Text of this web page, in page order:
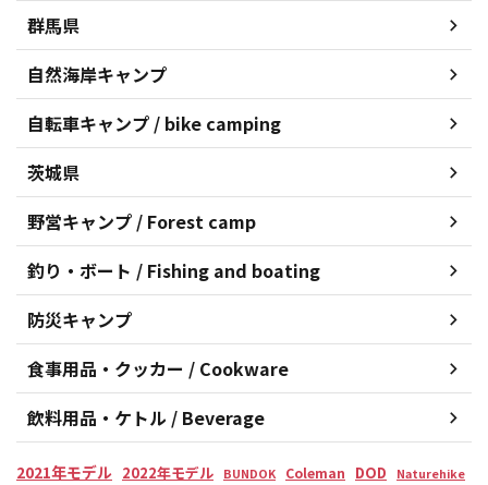
群馬県
自然海岸キャンプ
自転車キャンプ / bike camping
茨城県
野営キャンプ / Forest camp
釣り・ボート / Fishing and boating
防災キャンプ
食事用品・クッカー / Cookware
飲料用品・ケトル / Beverage
2021年モデル 2022年モデル BUNDOK Coleman DOD Naturehike